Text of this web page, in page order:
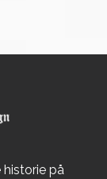
historie på